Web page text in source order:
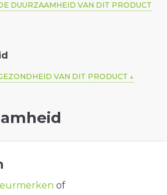
DUURZAAMHEID VAN DIT PRODUCT
VAN DIT PRODUCT
of